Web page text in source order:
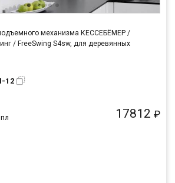
механизма КЕССЕБЁМЕР /
/ FreeSwing S4sw, для деревянных
12
17812 ₽